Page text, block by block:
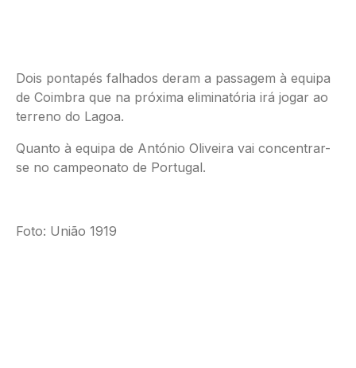
Dois pontapés falhados deram a passagem à equipa
de Coimbra que na próxima eliminatória irá jogar ao
terreno do Lagoa.
Quanto à equipa de António Oliveira vai concentrar-
se no campeonato de Portugal.
Foto: União 1919